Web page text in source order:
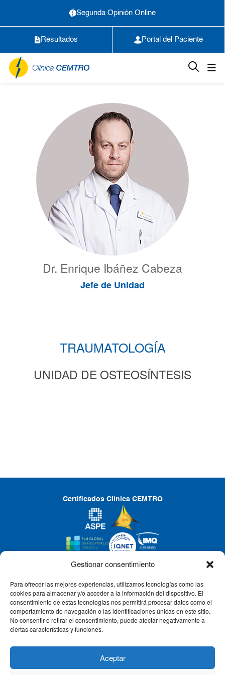
Gestionar consentimiento
Para ofrecer las mejores experiencias, utilizamos tecnologías como las
cookies para almacenar y/o acceder a la información del dispositivo. El
consentimiento de estas tecnologías nos permitirá procesar datos como el
comportamiento de navegación o las identificaciones únicas en este sitio.
No consentir o retirar el consentimiento, puede afectar negativamente a
ciertas características y funciones.
Aceptar
Segunda Opinión Online
Resultados Portal del Paciente
Dr. Enrique Ibáñez Cabeza
Jefe de Unidad
TRAUMATOLOGÍA
UNIDAD DE OSTEOSÍNTESIS
Certificados Clínica CEMTRO
CLÍNICA CEMTRO
QUIÉNES SOMOS